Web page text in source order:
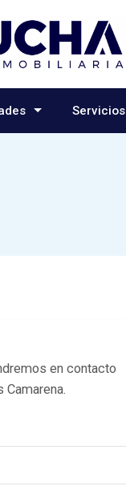
Servicios
en contacto